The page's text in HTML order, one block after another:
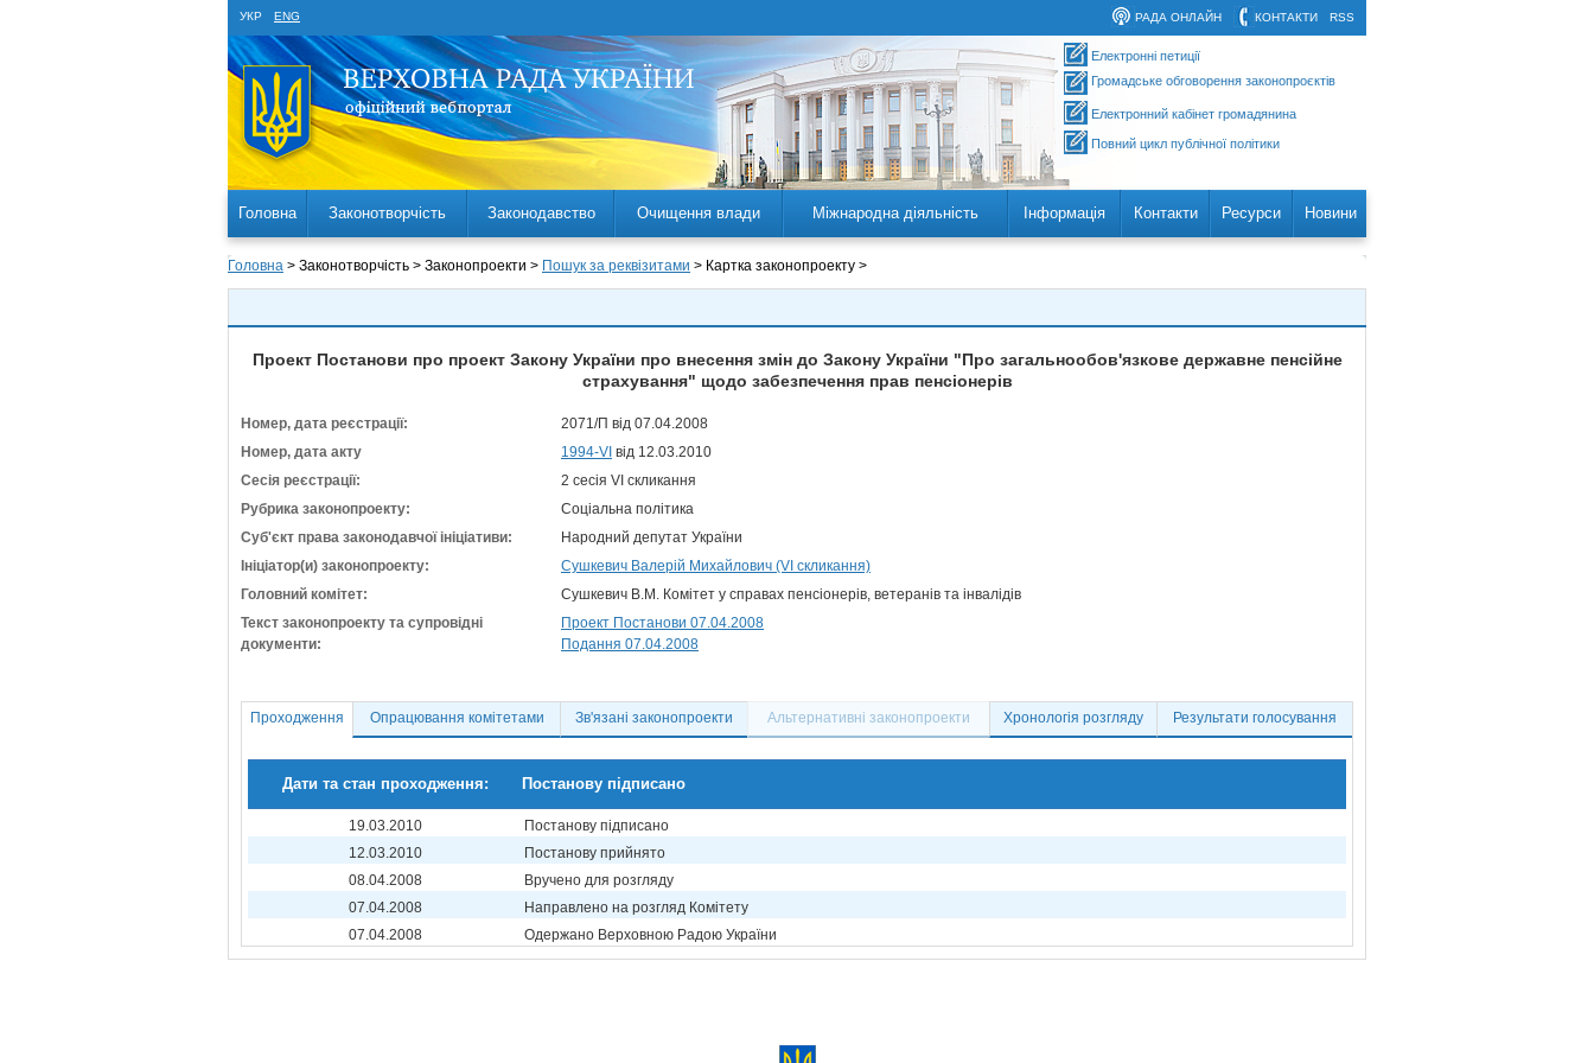
УКР ENG RSS
КОНТАКТИ
РАДА ОНЛАЙН
Електронні петиції
Громадське обговорення законопроєктів
Електронний кабінет громадянина
Повний цикл публічної політики
Головна Законотворчість Законодавство Очищення влади Міжнародна діяльність Інформація Контакти Ресурси Новини
Головна > Законотворчість > Законопроекти > Пошук за реквізитами > Картка законопроекту >
Проект Постанови про проект Закону України про внесення змін до Закону України "Про загальнообов'язкове державне пенсійне
страхування" щодо забезпечення прав пенсіонерів
Номер, дата реєстрації:
2071/П від 07.04.2008
Номер, дата акту
1994-VI від 12.03.2010
Сесія реєстрації:
2 сесія VI скликання
Рубрика законопроекту:
Соціальна політика
Суб'єкт права законодавчої ініціативи:
Народний депутат України
Ініціатор(и) законопроекту:
Сушкевич Валерій Михайлович (VI скликання)
Головний комітет:
Сушкевич В.М. Комітет у справах пенсіонерів, ветеранів та інвалідів
Текст законопроекту та супровідні
документи:
Проект Постанови 07.04.2008
Подання 07.04.2008
Проходження Опрацювання комітетами Зв'язані законопроекти Альтернативні законопроекти Хронологія розгляду Результати голосування
Дати та стан проходження: Постанову підписано
19.03.2010
Постанову підписано
12.03.2010
Постанову прийнято
08.04.2008
Вручено для розгляду
07.04.2008
Направлено на розгляд Комітету
07.04.2008
Одержано Верховною Радою України